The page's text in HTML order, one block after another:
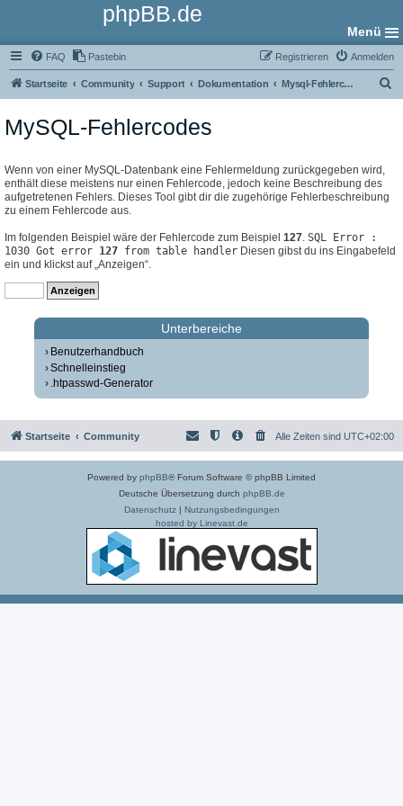
phpBB.de
Menü
FAQ Pastebin Anmelden
Registrieren
Startseite Community Support Dokumentation Mysql-Fehlercodes
MySQL-Fehlercodes
Wenn von einer MySQL-Datenbank eine Fehlermeldung zurückgegeben wird,
enthält diese meistens nur einen Fehlercode, jedoch keine Beschreibung des
aufgetretenen Fehlers. Dieses Tool gibt dir die zugehörige Fehlerbeschreibung
zu einem Fehlercode aus.
Im folgenden Beispiel wäre der Fehlercode zum Beispiel 127. SQL Error :
1030 Got error 127 from table handler Diesen gibst du ins Eingabefeld
ein und klickst auf „Anzeigen“.
Unterbereiche
Benutzerhandbuch
Schnelleinstieg
.htpasswd-Generator
Startseite Community Alle Zeiten sind UTC+02:00
Powered by phpBB® Forum Software © phpBB Limited
Deutsche Übersetzung durch phpBB.de
Datenschutz| Nutzungsbedingungen
hosted by Linevast.de